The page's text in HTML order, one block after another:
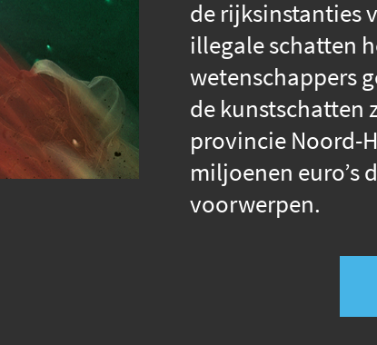
de rijksinstanties
illegale schatten
wetenschappers
de kunstschatten
provincie Noord-
miljoenen euro’s
voorwerpen.